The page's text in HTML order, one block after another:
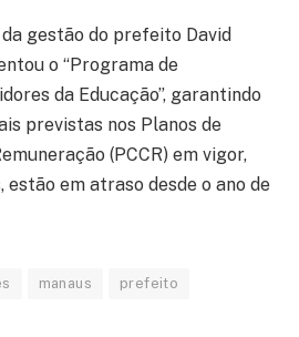
gestão do prefeito David
o “Programa de
da Educação”, garantindo
previstas nos Planos de
(PCCR) em vigor,
estão em atraso desde o ano de
manaus prefeito